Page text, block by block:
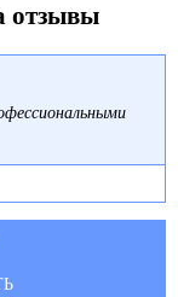
отзывы